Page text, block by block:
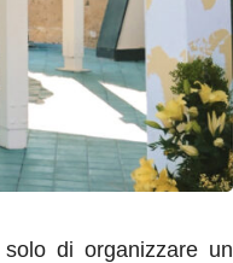
di organizzare un